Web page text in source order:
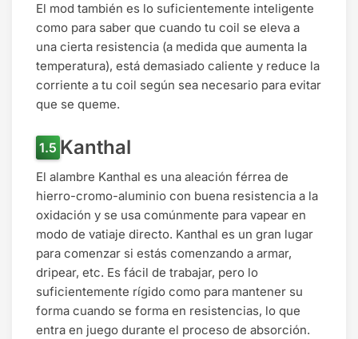
El mod también es lo suficientemente inteligente
como para saber que cuando tu coil se eleva a
una cierta resistencia (a medida que aumenta la
temperatura), está demasiado caliente y reduce la
corriente a tu coil según sea necesario para evitar
que se queme.
Kanthal
El alambre Kanthal es una aleación férrea de
hierro-cromo-aluminio con buena resistencia a la
oxidación y se usa comúnmente para vapear en
modo de vatiaje directo. Kanthal es un gran lugar
para comenzar si estás comenzando a armar,
dripear, etc. Es fácil de trabajar, pero lo
suficientemente rígido como para mantener su
forma cuando se forma en resistencias, lo que
entra en juego durante el proceso de absorción.